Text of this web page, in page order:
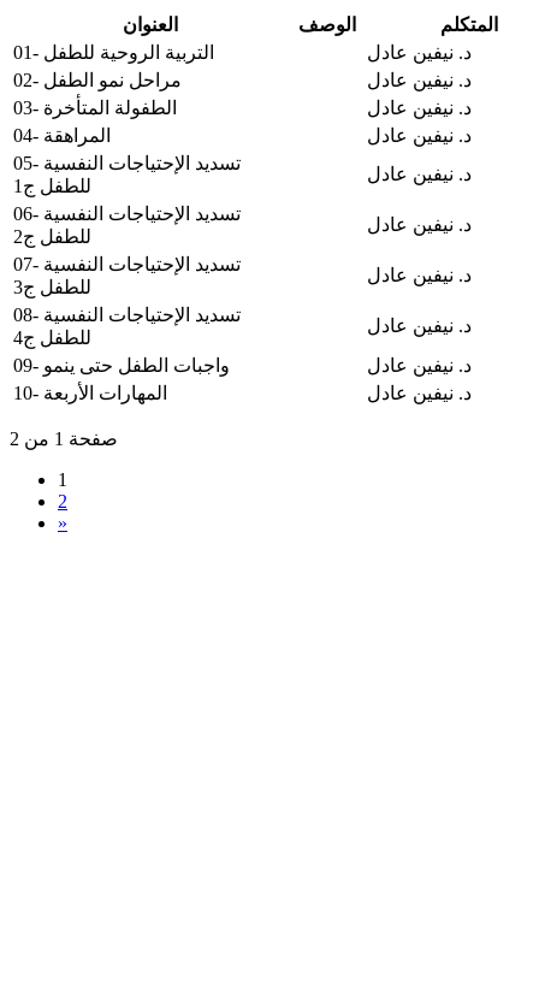
العنوان الوصف
المتكلم
01- التربية الروحية للطفل
د. نيفين عادل
02- مراحل نمو الطفل
د. نيفين عادل
03- الطفولة المتأخرة
د. نيفين عادل
04- المراهقة
د. نيفين عادل
05- تسديد الإحتياجات النفسية
للطفل ج1
د. نيفين عادل
06- تسديد الإحتياجات النفسية
للطفل ج2
د. نيفين عادل
07- تسديد الإحتياجات النفسية
للطفل ج3
د. نيفين عادل
08- تسديد الإحتياجات النفسية
للطفل ج4
د. نيفين عادل
09- واجبات الطفل حتى ينمو
د. نيفين عادل
10- المهارات الأربعة
د. نيفين عادل
صفحة 1 من 2
1
2
»